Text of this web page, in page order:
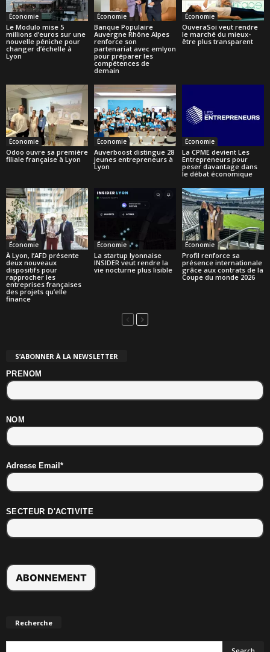
Économie
Le Modulo mise 5
millions d’euros sur une
nouvelle péniche pour
changer d’échelle à
Lyon
Économie
Banque Populaire
Auvergne Rhône Alpes
renforce son
partenariat avec emlyon
pour préparer les
compétences de
demain
Économie
OuveraSoi veut rendre
le marché du mieux-
être plus transparent
Économie
Odoo ouvre sa première
filiale française à Lyon
Économie
Auverboost distingue 28
jeunes entrepreneurs à
Lyon
Économie
La CPME devient Les
Entrepreneurs pour
peser davantage dans
le débat économique
Économie
À Lyon, l’AFD présente
deux nouveaux
dispositifs pour
rapprocher les
entreprises françaises
des projets qu’elle
finance
Économie
La startup lyonnaise
INSIDER veut rendre la
vie nocturne plus lisible
Économie
Profil renforce sa
présence internationale
grâce aux contrats de la
Coupe du monde 2026
S’ABONNER À LA NEWSLETTER
PRENOM
NOM
Adresse Email*
SECTEUR D'ACTIVITE
Recherche